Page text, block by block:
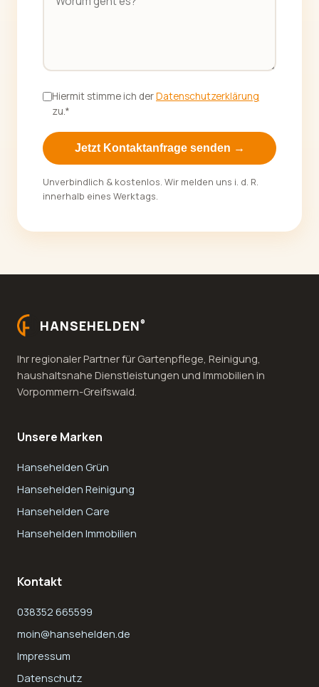
Hiermit stimme ich derDatenschutzerklärung
zu.*
Jetzt Kontaktanfrage senden →
Unverbindlich & kostenlos. Wir melden uns i. d. R.
innerhalb eines Werktags.
HANSEHELDEN®
Ihr regionaler Partner für Gartenpflege, Reinigung,
haushaltsnahe Dienstleistungen und Immobilien in
Vorpommern-Greifswald.
Unsere Marken
Hansehelden Grün
Hansehelden Reinigung
Hansehelden Care
Hansehelden Immobilien
Kontakt
038352 665599
moin@hansehelden.de
Impressum
Datenschutz